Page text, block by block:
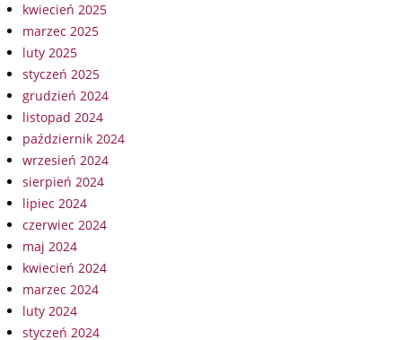
kwiecień 2025
marzec 2025
luty 2025
styczeń 2025
grudzień 2024
listopad 2024
październik 2024
wrzesień 2024
sierpień 2024
lipiec 2024
czerwiec 2024
maj 2024
kwiecień 2024
marzec 2024
luty 2024
styczeń 2024